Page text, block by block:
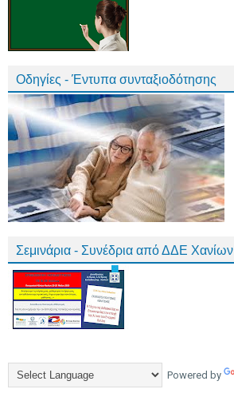
Οδηγίες - Έντυπα συνταξιοδότησης
Σεμινάρια - Συνέδρια από ΔΔΕ Χανίων
Powered by